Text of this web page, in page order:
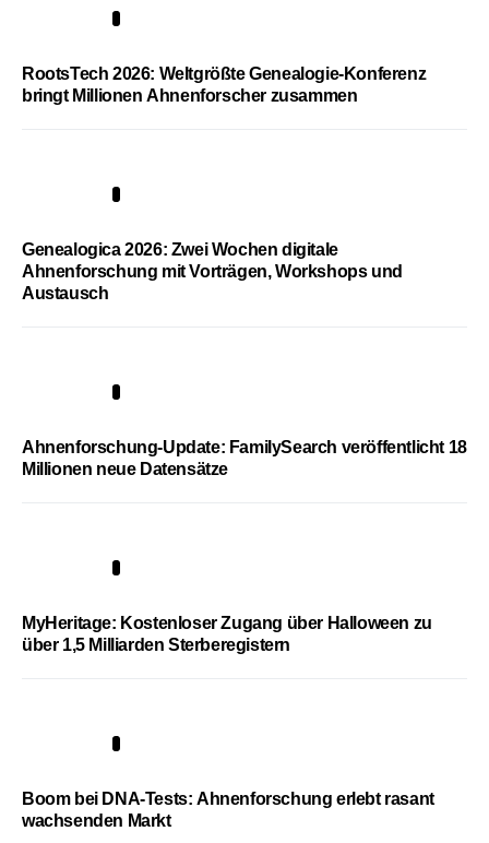
RootsTech 2026: Weltgrößte Genealogie-Konferenz
bringt Millionen Ahnenforscher zusammen
Genealogica 2026: Zwei Wochen digitale
Ahnenforschung mit Vorträgen, Workshops und
Austausch
Ahnenforschung-Update: FamilySearch veröffentlicht 18
Millionen neue Datensätze
MyHeritage: Kostenloser Zugang über Halloween zu
über 1,5 Milliarden Sterberegistern
Boom bei DNA-Tests: Ahnenforschung erlebt rasant
wachsenden Markt